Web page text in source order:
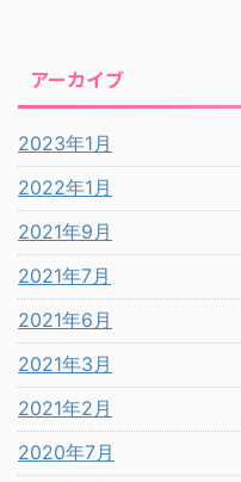
アーカイブ
2023年1月
2022年1月
2021年9月
2021年7月
2021年6月
2021年3月
2021年2月
2020年7月